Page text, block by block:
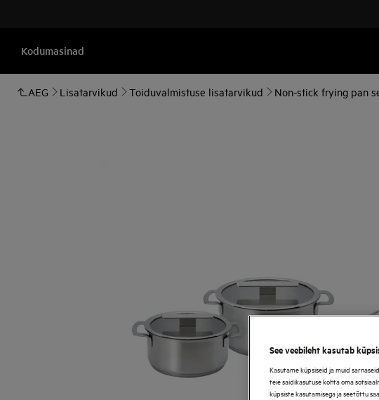
Kodumasinad
AEG Lisatarvikud Toiduvalmistuse lisatarvikud Non-stick frying pan
See veebileht kasutab
Kasutame küpsiseid ja muid
teie saidikasutuse kohta oma
küpsiste kasutamisega ja seetõttu